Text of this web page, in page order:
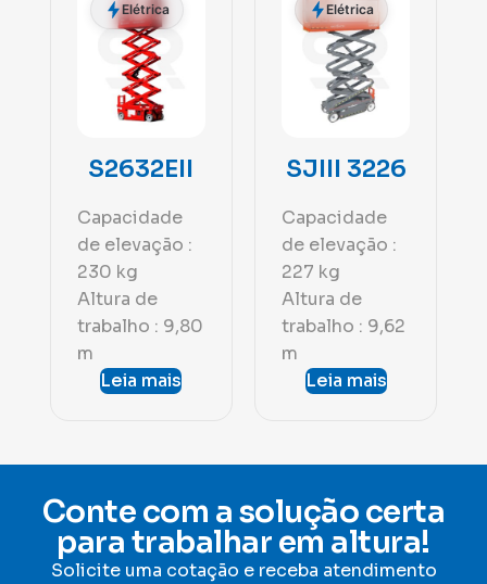
Elétrica
S2632EII
Capacidade
de elevação :
230 kg
Altura de
trabalho : 9,80
m
Leia mais
Elétrica
SJIII 3226
Capacidade
de elevação :
227 kg
Altura de
trabalho : 9,62
m
Leia mais
Conte com a solução certa
para trabalhar em altura!
Solicite uma cotação e receba atendimento